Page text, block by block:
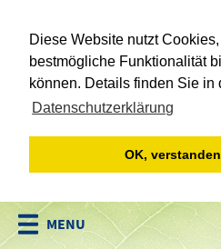
Diese Website nutzt
bestmögliche Funktionalität
können. Details finden Sie in
Datenschutzerklärung
OK,